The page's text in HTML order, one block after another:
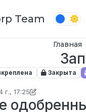
Team
Главная
Закрыта
г., 17:25
p0wer